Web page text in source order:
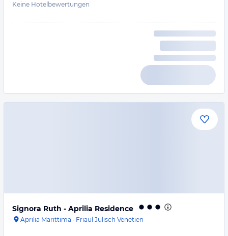
Keine Hotelbewertungen
Signora Ruth - Aprilia Residence
Aprilia Marittima · Friaul Julisch Venetien